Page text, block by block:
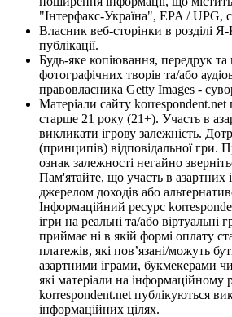
"Інтерфакс-Україна", EPA / UPG,
Власник веб-сторінки в розділі
публікації.
Будь-яке копіювання, передрук та
фотографічних творів та/або
правовласника Getty Images -
Матеріали сайту korrespondent.net
старше 21 року (21+). Участь в
викликати ігрову залежність.
(принципів) відповідальної гри.
ознак залежності негайно
Пам'ятайте, що участь в азартних
джерелом доходів або
Інформаційний ресурс
ігри на реальні та/або віртуальні
приймає ні в якій формі оплату
платежів, які пов’язані/можуть
азартними іграми, букмекерами
які матеріали на інформаційному
korrespondent.net публікуються
інформаційних цілях.